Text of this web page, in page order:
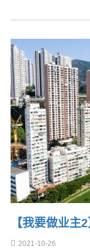
【我要做业主
2021-10-26